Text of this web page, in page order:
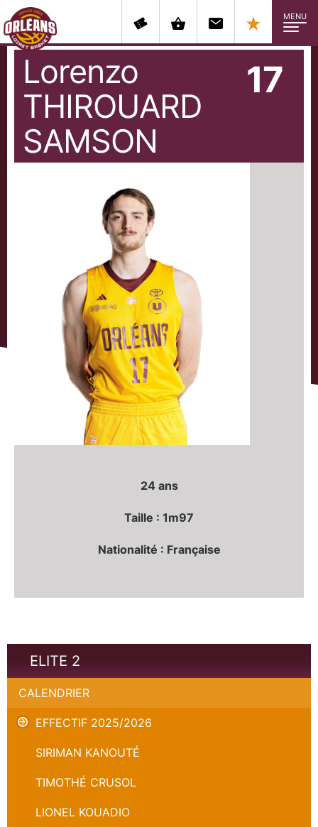
MENU
Lorenzo
THIROUARD
SAMSON
17
24 ans
Taille : 1m97
Nationalité : Française
ELITE 2
CALENDRIER
EFFECTIF 2025/2026
SIRIMAN KANOUTÉ
TIMOTHÉ CRUSOL
LIONEL KOUADIO